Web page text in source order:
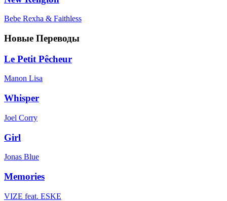
Bebe Rexha & Faithless
Новые Переводы
Le Petit Pêcheur
Manon Lisa
Whisper
Joel Corry
Girl
Jonas Blue
Memories
VIZE feat. ESKE